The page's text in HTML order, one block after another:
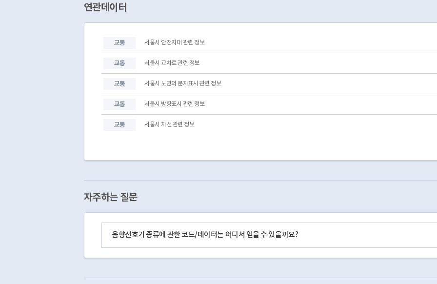
24-0000009780
24-0000003711
02-0000133947
24-0000009771
02-0000178271
연관데이터
교통 서울시 안전지대 관련 정보
교통 서울시 교차로 관련 정보
교통 서울시 노면의 문자표시 관련 정보
교통 서울시 방향표시 관련 정보
교통 서울시 차선 관련 정보
자주하는 질문
음향신호기 종류에 관한 코드/데이터는 어디서 얻을 수 있을까요?